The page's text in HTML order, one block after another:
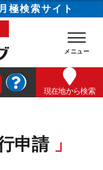
月極検索サイト
現在地から検索
申請